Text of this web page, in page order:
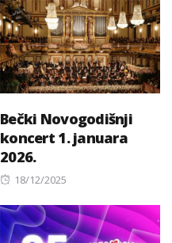
Bečki Novogodišnji
koncert 1. januara
2026.
Posted
18/12/2025